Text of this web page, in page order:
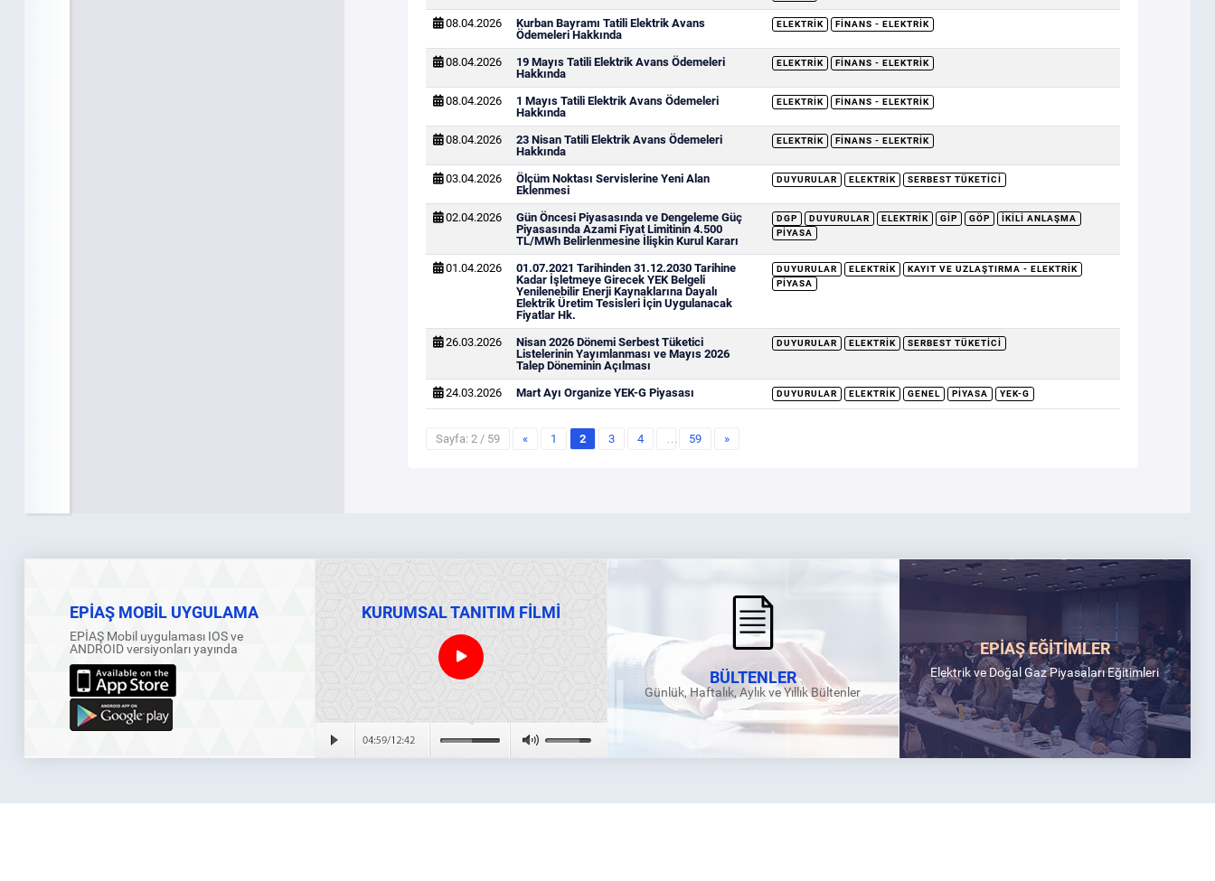
08.04.2026
Kurban Bayramı Tatili Elektrik Avans
Ödemeleri Hakkında
ELEKTRIK FINANS - ELEKTRIK
08.04.2026
19 Mayıs Tatili Elektrik Avans Ödemeleri
Hakkında
ELEKTRIK FINANS - ELEKTRIK
08.04.2026
1 Mayıs Tatili Elektrik Avans Ödemeleri
Hakkında
ELEKTRIK FINANS - ELEKTRIK
08.04.2026
23 Nisan Tatili Elektrik Avans Ödemeleri
Hakkında
ELEKTRIK FINANS - ELEKTRIK
03.04.2026
Ölçüm Noktası Servislerine Yeni Alan
Eklenmesi
DUYURULAR ELEKTRIK SERBEST TÜKETICI
02.04.2026
Gün Öncesi Piyasasında ve Dengeleme Güç
Piyasasında Azami Fiyat Limitinin 4.500
TL/MWh Belirlenmesine İlişkin Kurul Kararı
DGP DUYURULAR ELEKTRIK GİP GÖP
İKILI ANLAŞMA
PIYASA
01.04.2026
01.07.2021 Tarihinden 31.12.2030 Tarihine
Kadar İşletmeye Girecek YEK Belgeli
Yenilenebilir Enerji Kaynaklarına Dayalı
Elektrik Üretim Tesisleri İçin Uygulanacak
Fiyatlar Hk.
DUYURULAR ELEKTRIK
KAYIT VE UZLAŞTIRMA - ELEKTRIK
PIYASA
26.03.2026
Nisan 2026 Dönemi Serbest Tüketici
Listelerinin Yayımlanması ve Mayıs 2026
Talep Döneminin Açılması
DUYURULAR ELEKTRIK SERBEST TÜKETICI
24.03.2026 Mart Ayı Organize YEK-G Piyasası DUYURULAR ELEKTRIK GENEL PIYASA YEK-G
Sayfa: 2 / 59 « 1 2 3 4 … 59 »
EPİAŞ MOBİL UYGULAMA
EPİAŞ Mobil uygulaması IOS ve
ANDROID versiyonları yayında
KURUMSAL TANITIM FİLMİ
BÜLTENLER
Günlük, Haftalık, Aylık ve Yıllık Bültenler
EPİAŞ EĞİTİMLER
Elektrik ve Doğal Gaz Piyasaları Eğitimleri